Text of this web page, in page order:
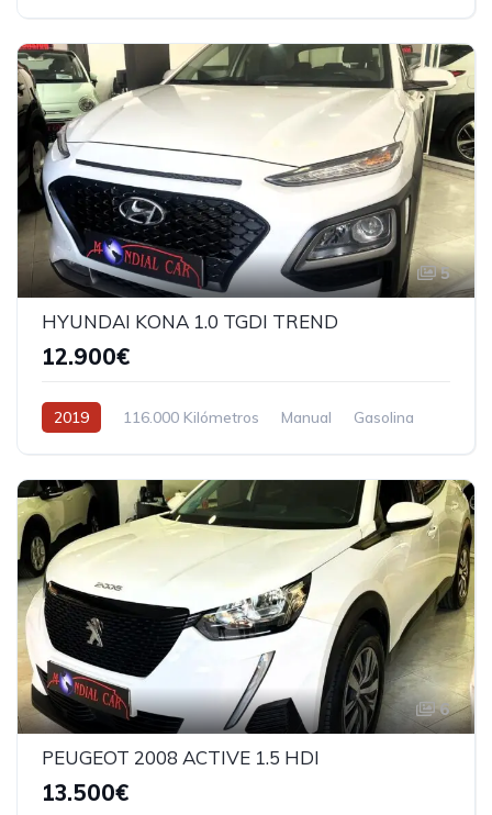
5
HYUNDAI KONA 1.0 TGDI TREND
12.900€
2019 116.000 Kilómetros Manual Gasolina
6
PEUGEOT 2008 ACTIVE 1.5 HDI
13.500€